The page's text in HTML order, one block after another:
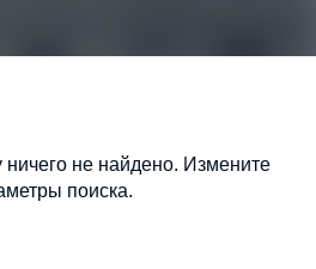
не найдено. Измените
поиска.